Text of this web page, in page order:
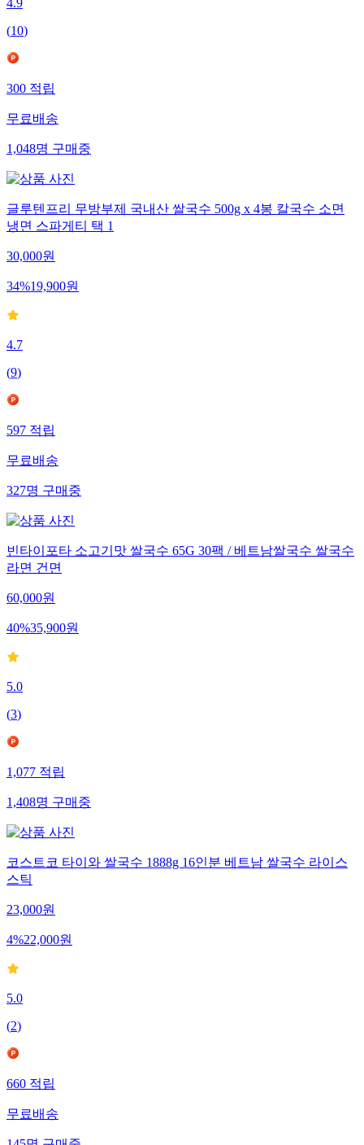
4.9
(10)
300적립
무료배송
1,048명구매중
글루텐프리 무방부제 국내산 쌀국수 500g x 4봉 칼국수 소면
냉면 스파게티 택 1
30,000원
34%19,900원
4.7
(9)
597적립
무료배송
327명구매중
빈타이포타 소고기맛 쌀국수 65G 30팩 / 베트남쌀국수 쌀국수
라면 건면
60,000원
40%35,900원
5.0
(3)
1,077적립
1,408명구매중
코스트코 타이와 쌀국수 1888g 16인분 베트남 쌀국수 라이스
스틱
23,000원
4%22,000원
5.0
(2)
660적립
무료배송